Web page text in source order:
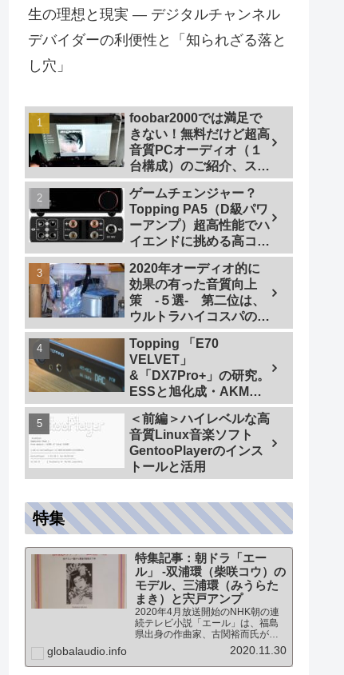
生の理想と現実 — デジタルチャンネル
デバイダーの利便性と「知られざる落と
し穴」
foobar2000では満足で
きない！無料だけど超高
音質PCオーディオ（１
台構成）のご紹介、スマ
ホで操作も
ゲームチェンジャー？
Topping PA5（D級パワ
ーアンプ）超高性能でハ
イエンドに挑める高コス
トパフォーマンスなパワ
ーアンプの研究
2020年オーディオ的に
効果の有った音質向上
策 -５選- 第二位は、
ウルトラハイコスパの仮
想アース
Topping 「E70
VELVET」
&「DX7Pro+」の研究。
ESSと旭化成・AKMの
ハイエンドDAC比較＜
同一メーカーでテスト
【ES9038PRO Vs
AK4499EX】＞
＜前編＞ハイレベルな高
音質Linux音楽ソフト
GentooPlayerのインス
トールと活用
特集
特集記事：朝ドラ「エー
ル」 -双浦環（柴咲コウ）の
モデル、三浦環（みうらた
まき）と宍戸アンプ
2020年4月放送開始のNHK朝の連
続テレビ小説「エール」は、福島
県出身の作曲家、古関裕而氏がモ
デルとなっています。このドラマ
に登場する戦前の声楽家、三浦環
さんと、本サイトにも登場する宍
globalaudio.info 2020.11.30